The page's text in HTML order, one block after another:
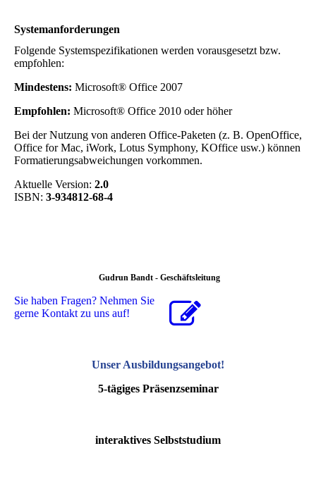
Systemanforderungen
Folgende Systemspezifikationen werden vorausgesetzt bzw.
empfohlen:
Mindestens: Microsoft® Office 2007
Empfohlen: Microsoft® Office 2010 oder höher
Bei der Nutzung von anderen Office-Paketen (z. B. OpenOffice,
Office for Mac, iWork, Lotus Symphony, KOffice usw.) können
Formatierungsabweichungen vorkommen.
Aktuelle Version: 2.0
ISBN: 3-934812-68-4
Gudrun Bandt - Geschäftsleitung
Sie haben Fragen? Nehmen Sie
gerne Kontakt zu uns auf!
Unser Ausbildungsangebot!
5-tägiges Präsenzseminar
interaktives Selbststudium